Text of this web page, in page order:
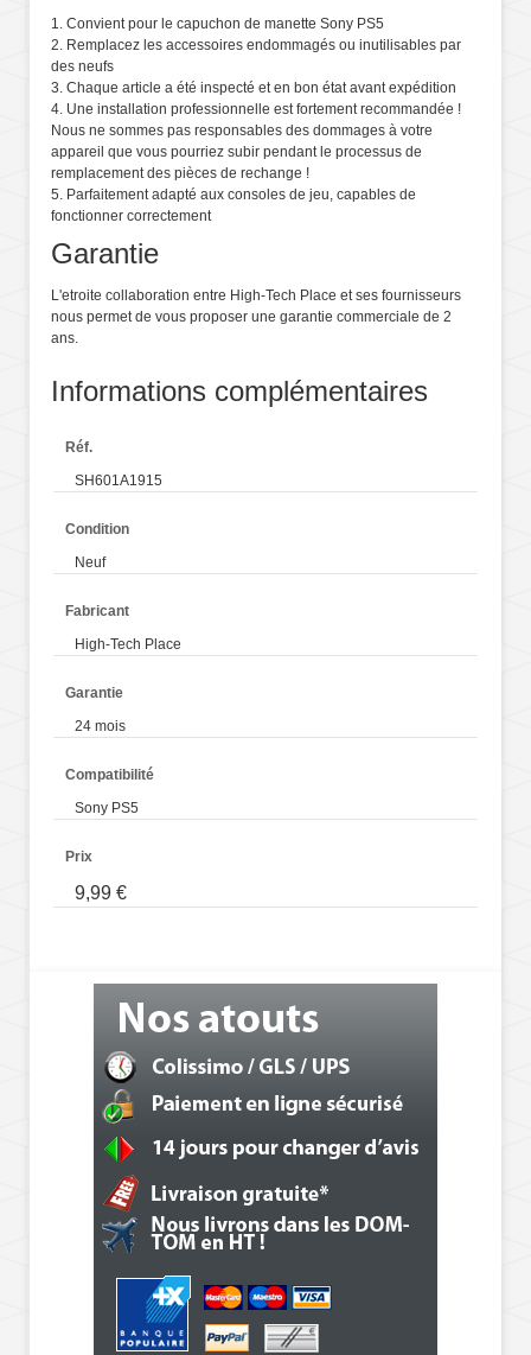
1. Convient pour le capuchon de manette Sony PS5
2. Remplacez les accessoires endommagés ou inutilisables par
des neufs
3. Chaque article a été inspecté et en bon état avant expédition
4. Une installation professionnelle est fortement recommandée !
Nous ne sommes pas responsables des dommages à votre
appareil que vous pourriez subir pendant le processus de
remplacement des pièces de rechange !
5. Parfaitement adapté aux consoles de jeu, capables de
fonctionner correctement
Garantie
L'etroite collaboration entre High-Tech Place et ses fournisseurs
nous permet de vous proposer une garantie commerciale de 2
ans.
Informations complémentaires
Réf.
SH601A1915
Condition
Neuf
Fabricant
High-Tech Place
Garantie
24 mois
Compatibilité
Sony PS5
Prix
9,99 €